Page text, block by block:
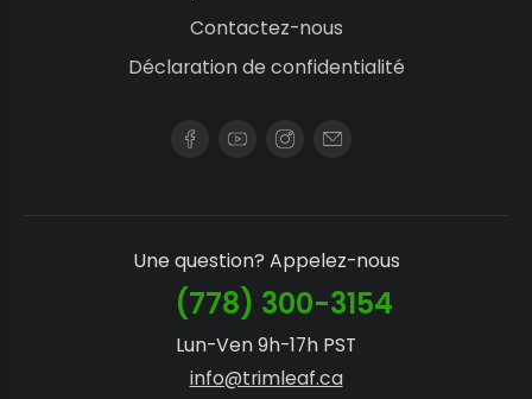
Contactez-nous
Déclaration de confidentialité
Une question? Appelez-nous
(778) 300-3154
Lun-Ven 9h-17h PST
info@trimleaf.ca